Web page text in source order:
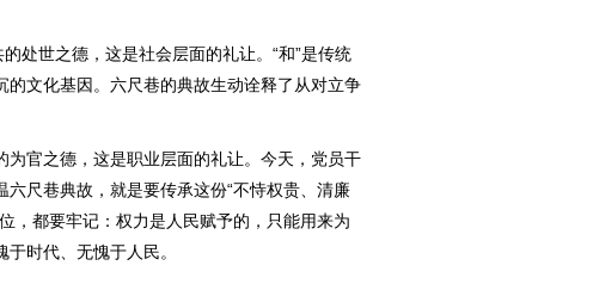
世之德，这是社会层面的礼让。“和”是传统
的文化基因。六尺巷的典故生动诠释了从对立争
官之德，这是职业层面的礼让。今天，党员干
尺巷典故，就是要传承这份“不恃权贵、清廉
，都要牢记：权力是人民赋予的，只能用来为
时代、无愧于人民。